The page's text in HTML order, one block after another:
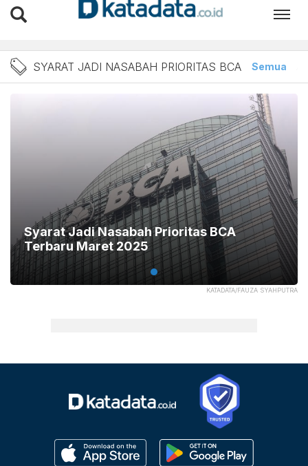
Berita Syarat Jadi
SYARAT JADI NASABAH PRIORITAS BCA Semua
KATADATA/FAUZA SYAHPUTRA
Syarat Jadi Nasabah Prioritas BCA
Terbaru Maret 2025